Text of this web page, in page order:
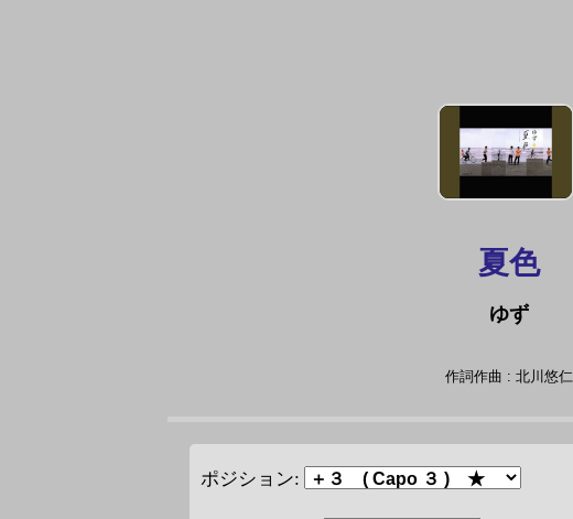
夏色
ゆず
作詞作曲 : 北川悠仁
ポジション: